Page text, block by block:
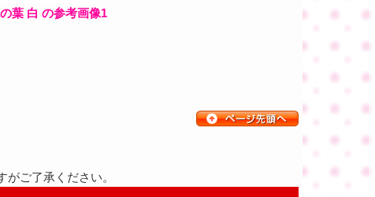
葉 白 の参考画像1
ご了承ください。